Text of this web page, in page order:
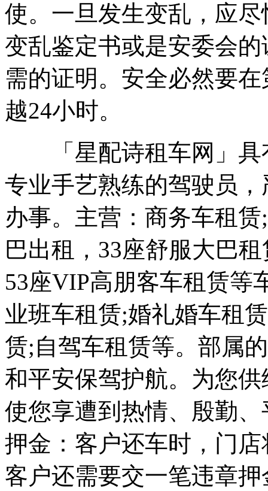
使。一旦发生变乱，应
变乱鉴定书或是安委会
需的证明。安全必然要
越24小时。
「星配诗租车网」具
专业手艺熟练的驾驶员
办事。主营：商务车租
巴出租，33座舒服大巴
53座VIP高朋客车租赁等
业班车租赁;婚礼婚车租
赁;自驾车租赁等。部属
和平安保驾护航。为您
使您享遭到热情、殷勤
押金：客户还车时，门
客户还需要交一笔违章